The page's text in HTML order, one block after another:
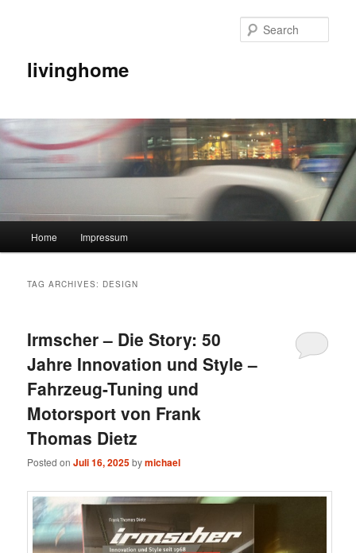
livinghome
Skip to primary content
Skip to secondary content
Home Impressum
TAG ARCHIVES: DESIGN
Irmscher – Die Story: 50
Jahre Innovation und Style –
Fahrzeug-Tuning und
Motorsport von Frank
Thomas Dietz
Posted onJuli 16, 2025bymichael